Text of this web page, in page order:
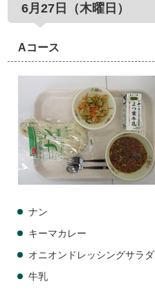
6月27日（木曜日）
Aコース
ナン
キーマカレー
オニオンドレッシングサラダ
牛乳